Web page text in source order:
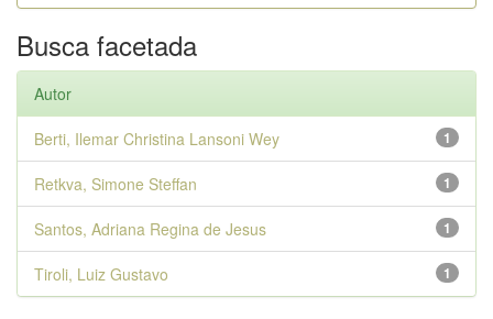
Busca facetada
Autor
1
Berti, Ilemar Christina Lansoni Wey
1
Retkva, Simone Steffan
1
Santos, Adriana Regina de Jesus
1
Tiroli, Luiz Gustavo